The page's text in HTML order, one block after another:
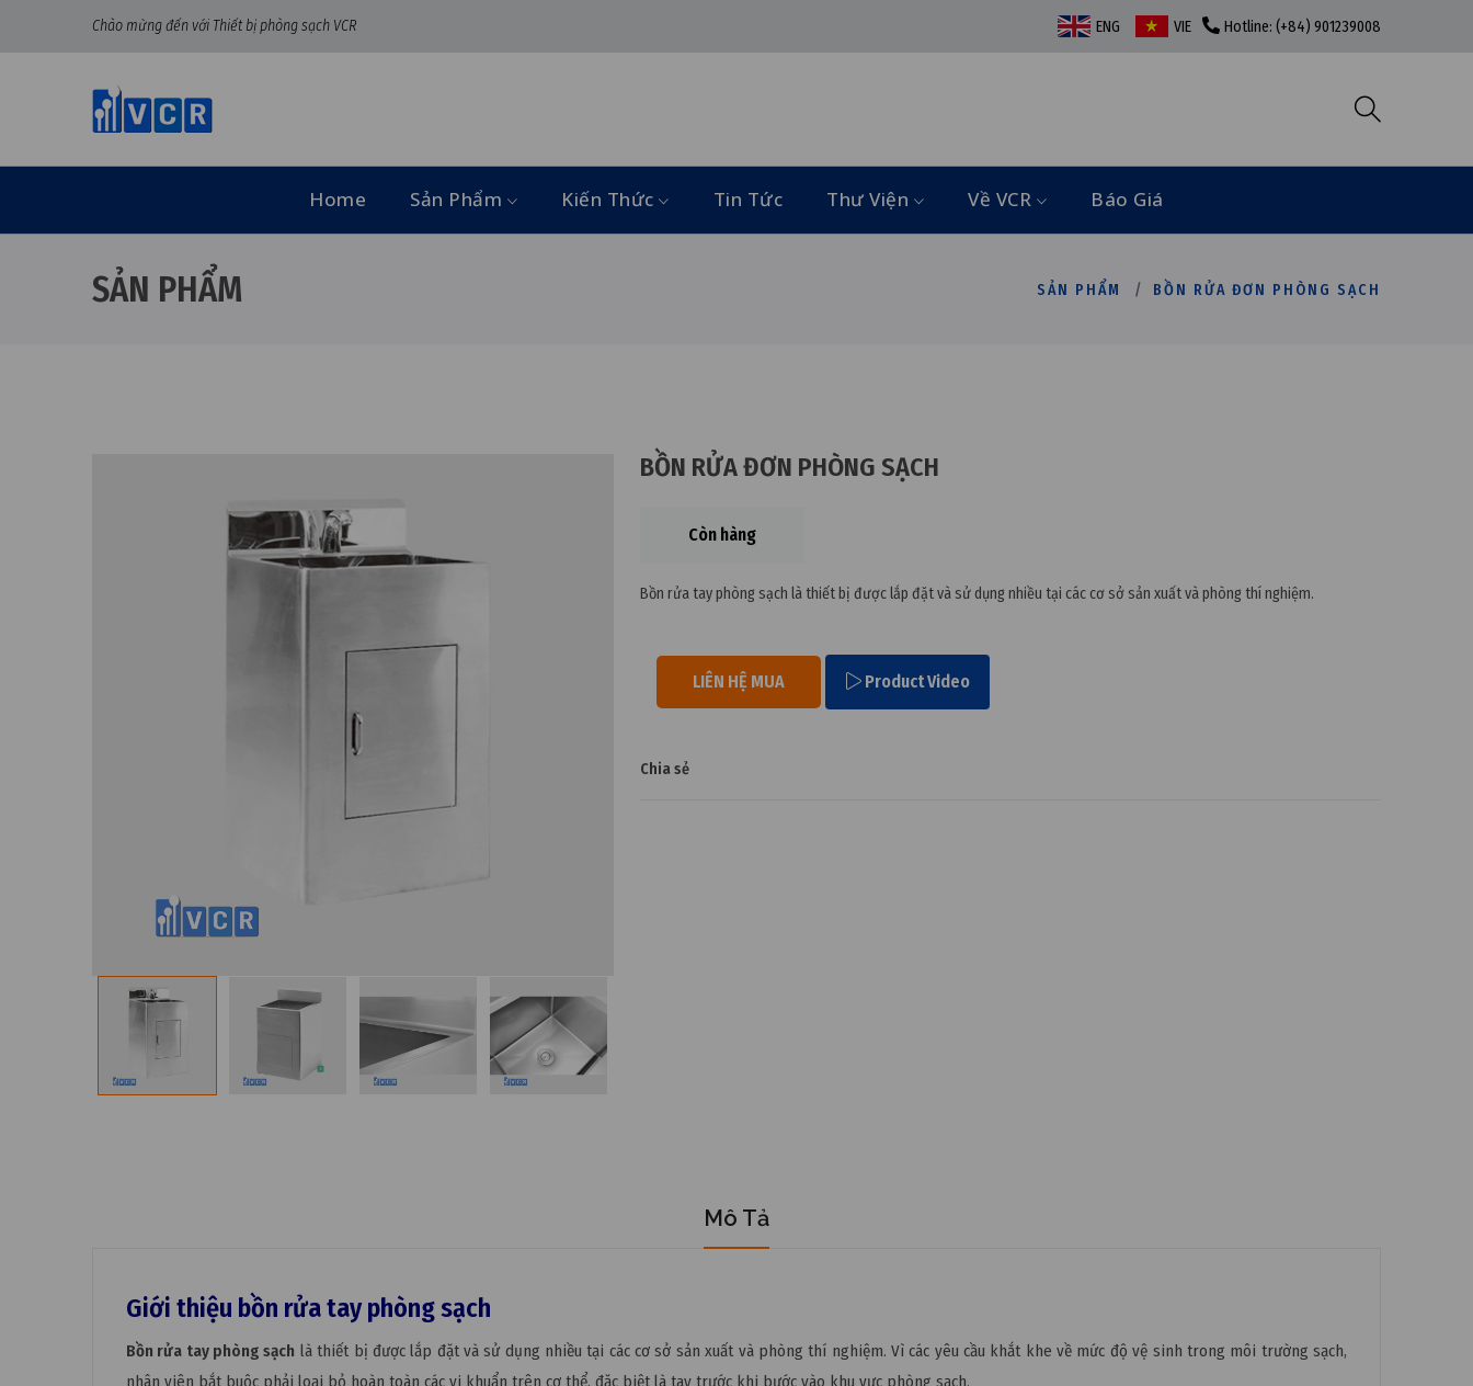
Chào mừng đến với Thiết bị phòng sạch VCR ENG VIE Hotline: (+84) 901239008
Home Sản Phẩm Kiến Thức Tin Tức Thư Viện Về VCR Báo Giá
SẢN PHẨM SẢN PHẨM BỒN RỬA ĐƠN PHÒNG SẠCH
BỒN RỬA ĐƠN PHÒNG SẠCH
Còn hàng
Bồn rửa tay phòng sạch là thiết bị được lắp đặt và sử dụng nhiều tại các cơ sở sản xuất và phòng thí nghiệm.
LIÊN HỆ MUA Product Video
Chia sẻ
Mô Tả
Giới thiệu bồn rửa tay phòng sạch
Bồn rửa tay phòng sạch là thiết bị được lắp đặt và sử dụng nhiều tại các cơ sở sản xuất và phòng thí nghiệm. Vì các yêu cầu khắt khe về mức độ vệ sinh trong môi trường sạch,
nhân viên bắt buộc phải loại bỏ hoàn toàn các vi khuẩn trên cơ thể, đặc biệt là tay trước khi bước vào khu vực phòng sạch.